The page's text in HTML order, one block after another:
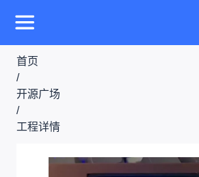
首页
/
开源广场
/
工程详情